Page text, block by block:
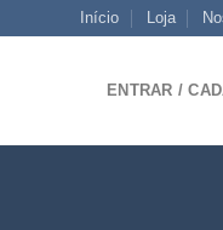
Início Loja
ENTRAR /